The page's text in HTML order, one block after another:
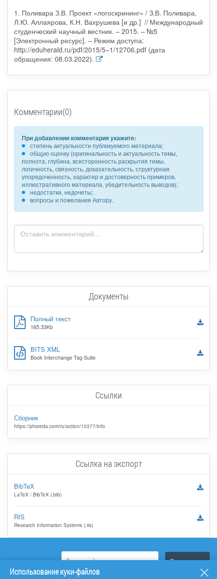
1. Поливара З.В. Проект «логоскрининг» / З.В. Поливара,
Л.Ю. Аллаярова, К.Н. Вахрушева [и др.] // Международный
студенческий научный вестник. – 2015. – №5
[Электронный ресурс]. – Режим доступа:
http://eduherald.ru/pdf/2015/5–1/12706.pdf (дата
обращения: 08.03.2022).
Комментарии(0)
При добавлении комментария укажите:
степень актуальности публикуемого материала;
общую оценку (оригинальность и актуальность темы,
полнота, глубина, всесторонность раскрытия темы,
логичность, связность, доказательность, структурная
упорядоченность, характер и достоверность примеров,
иллюстративного материала, убедительность выводов);
недостатки, недочеты;
вопросы и пожелания Автору.
Документы
Полный текст
165.33Kb
BITS XML
Book Interchange Tag Suite
Ссылки
Сборник
https://phsreda.com/ru/action/10377/info
Ссылка на экспорт
BibTeX
LaTeX / BibTeX (.bib)
RIS
Research Information Systems (.ris)
Использование куки-файлов